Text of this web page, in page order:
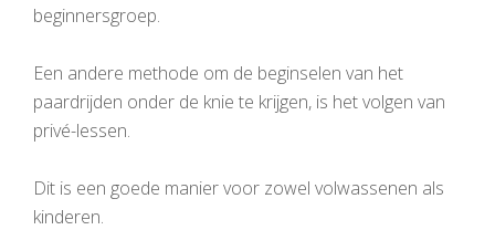
beginnersgroep.
Een andere methode om de beginselen van het
paardrijden onder de knie te krijgen, is het volgen van
privé-lessen.
Dit is een goede manier voor zowel volwassenen als
kinderen.